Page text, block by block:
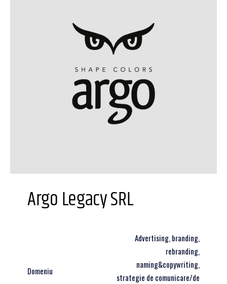
Argo Legacy SRL
Domeniu
Advertising, branding,
rebranding,
naming&copywriting,
strategie de comunicare/de